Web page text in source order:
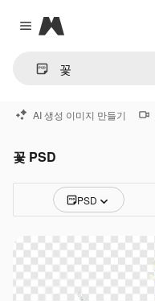
Close menu
Magnific
AI 생성 이미지 만들기
꽃 PSD
PSD